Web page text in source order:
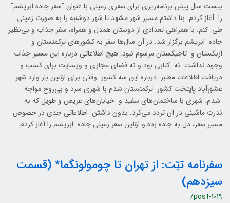
بیست سال پیش برنامه‌ریزی برای سفری زمینی با عنوان "سفر جاده ابریشم"
را آغاز کردم. بنا داشتم مسیر شهر مشهد تا شهر دوشنبه را به صورت زمینی
طی کنم. با همراهی تعدادی از دوستان همدل و همراه، سفر جذاب و بی‌نظیر
جاده ابریشم برگزار شد. در آن سال‌ها سفر به کشورهای ترکمنستان و
ازبکستان و تاجیکستان مرسوم نبود. هیچ اطلاعاتی درباره این مسیر جذاب
وجود نداشت. نه کتابی بود و نه فضای مجازی و وبسایت برای کسب و
دریافت اطلاعات معتبر درباره این سه کشور. وقتی برای اوّلین بار وارد شهر
عشق‌آباد پایتخت کشور ترکمنستان شدم با شهری سرد و بی‌روح مواجه
شدم. شهری با ساختمان‌های سفید و خیابان‌های عریض و طویل که به
ندرت ماشینی در آن تردد می‌کرد. بدون داشتن اطلاعاتی جدی در خصوص
مسیر سفر، دل به جاده زده و اوّلین سفر زمینی جاده ابریشم را آغاز کردم.
سفرنامه تبّت: از تهران تا چومولونگما* (قسمت
سیزدهم)
/post-1019